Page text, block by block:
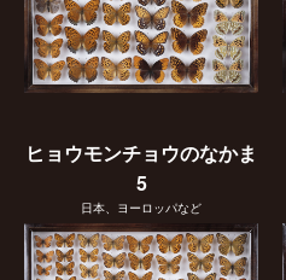
ヒョウモンチョウのなかま
5
日本、ヨーロッパなど